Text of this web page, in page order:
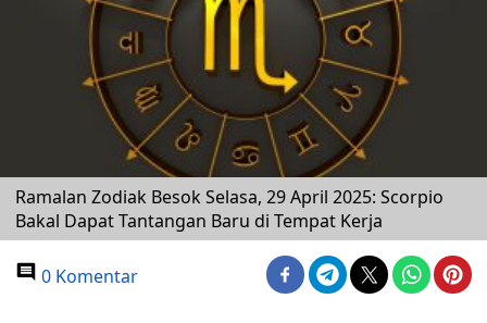
Ramalan Zodiak Besok Selasa, 29 April 2025: Scorpio
Bakal Dapat Tantangan Baru di Tempat Kerja
0 Komentar